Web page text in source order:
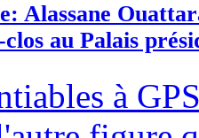
Alassane
au Palais